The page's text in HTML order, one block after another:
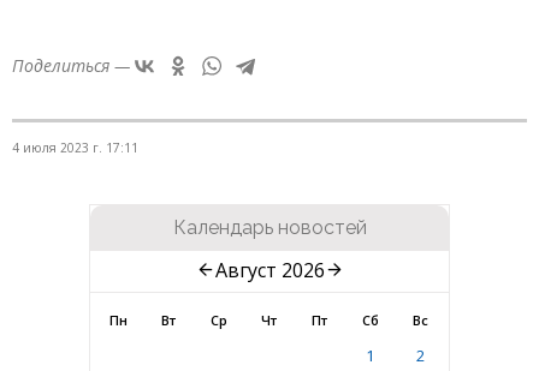
Поделиться —
4 июля 2023 г. 17:11
Календарь новостей
Август 2026
Пн Вт Ср Чт Пт Сб Вс
1
2